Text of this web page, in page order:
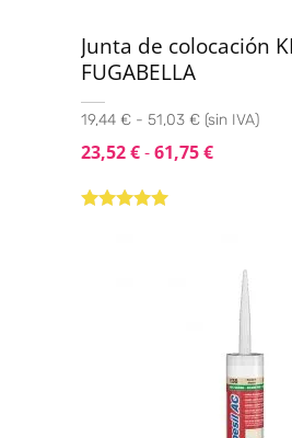
Junta de colocación
FUGABELLA
19,44 € - 51,03 € (sin IVA)
23,52€-61,75€